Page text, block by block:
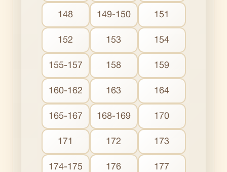
148 149-150 151
152 153 154
155-157 158 159
160-162 163 164
165-167 168-169 170
171 172 173
174-175 176 177